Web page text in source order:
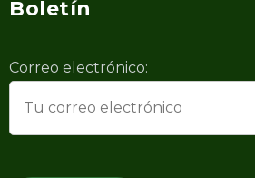
Boletín
Correo electrónico: